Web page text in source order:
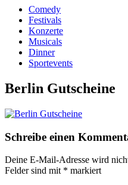
Gutscheine, Gutscheinsprüche
Comedy
Festivals
Konzerte
Musicals
Dinner
Sportevents
Berlin Gutscheine
Schreibe einen
Deine E-Mail-Adresse wird
Felder sind mit * markiert